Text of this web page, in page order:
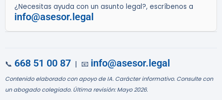
¿Necesitas ayuda con un asunto legal?, escríbenos a
info@asesor.legal
📞 668 51 00 87 | 📧 info@asesor.legal
Contenido elaborado con apoyo de IA. Carácter informativo. Consulte con
un abogado colegiado. Última revisión: Mayo 2026.